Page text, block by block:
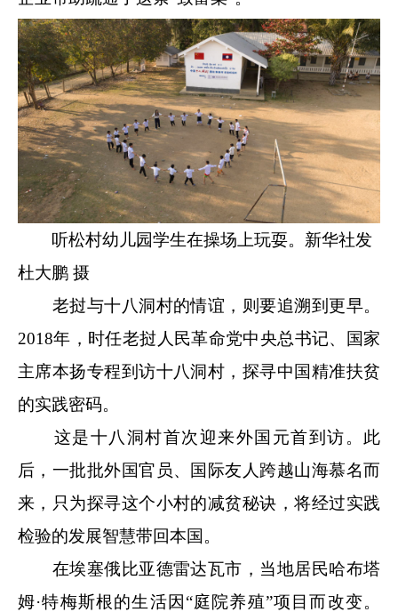
听松村幼儿园学生在操场上玩耍。新华社发
杜大鹏 摄
老挝与十八洞村的情谊，则要追溯到更早。
2018年，时任老挝人民革命党中央总书记、国家
主席本扬专程到访十八洞村，探寻中国精准扶贫
的实践密码。
这是十八洞村首次迎来外国元首到访。此
后，一批批外国官员、国际友人跨越山海慕名而
来，只为探寻这个小村的减贫秘诀，将经过实践
检验的发展智慧带回本国。
在埃塞俄比亚德雷达瓦市，当地居民哈布塔
姆·特梅斯根的生活因“庭院养殖”项目而改变。